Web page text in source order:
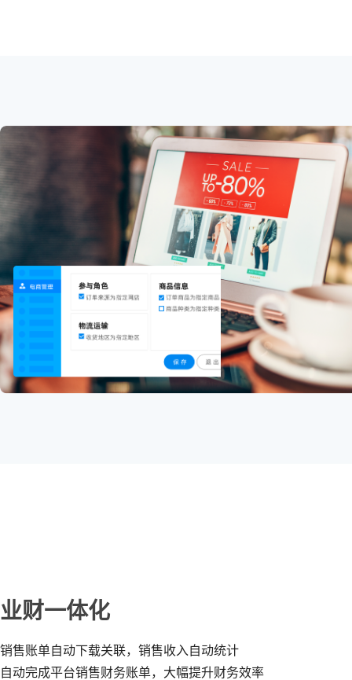
业财一体化
销售账单自动下载关联，销售收入自动统计
自动完成平台销售财务账单，大幅提升财务效率